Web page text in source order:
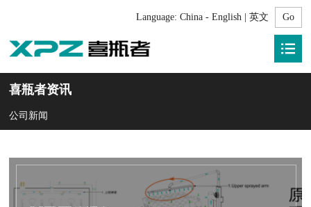
Language: China - English | 英文
喜瓶者资讯
公司新闻